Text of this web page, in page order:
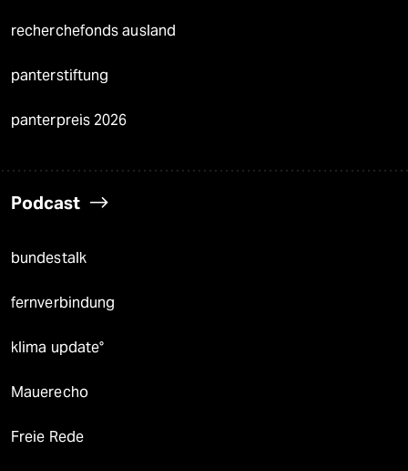
recherchefonds ausland
panterstiftung
panterpreis 2026
Podcast
bundestalk
fernverbindung
klima update°
Mauerecho
Freie Rede